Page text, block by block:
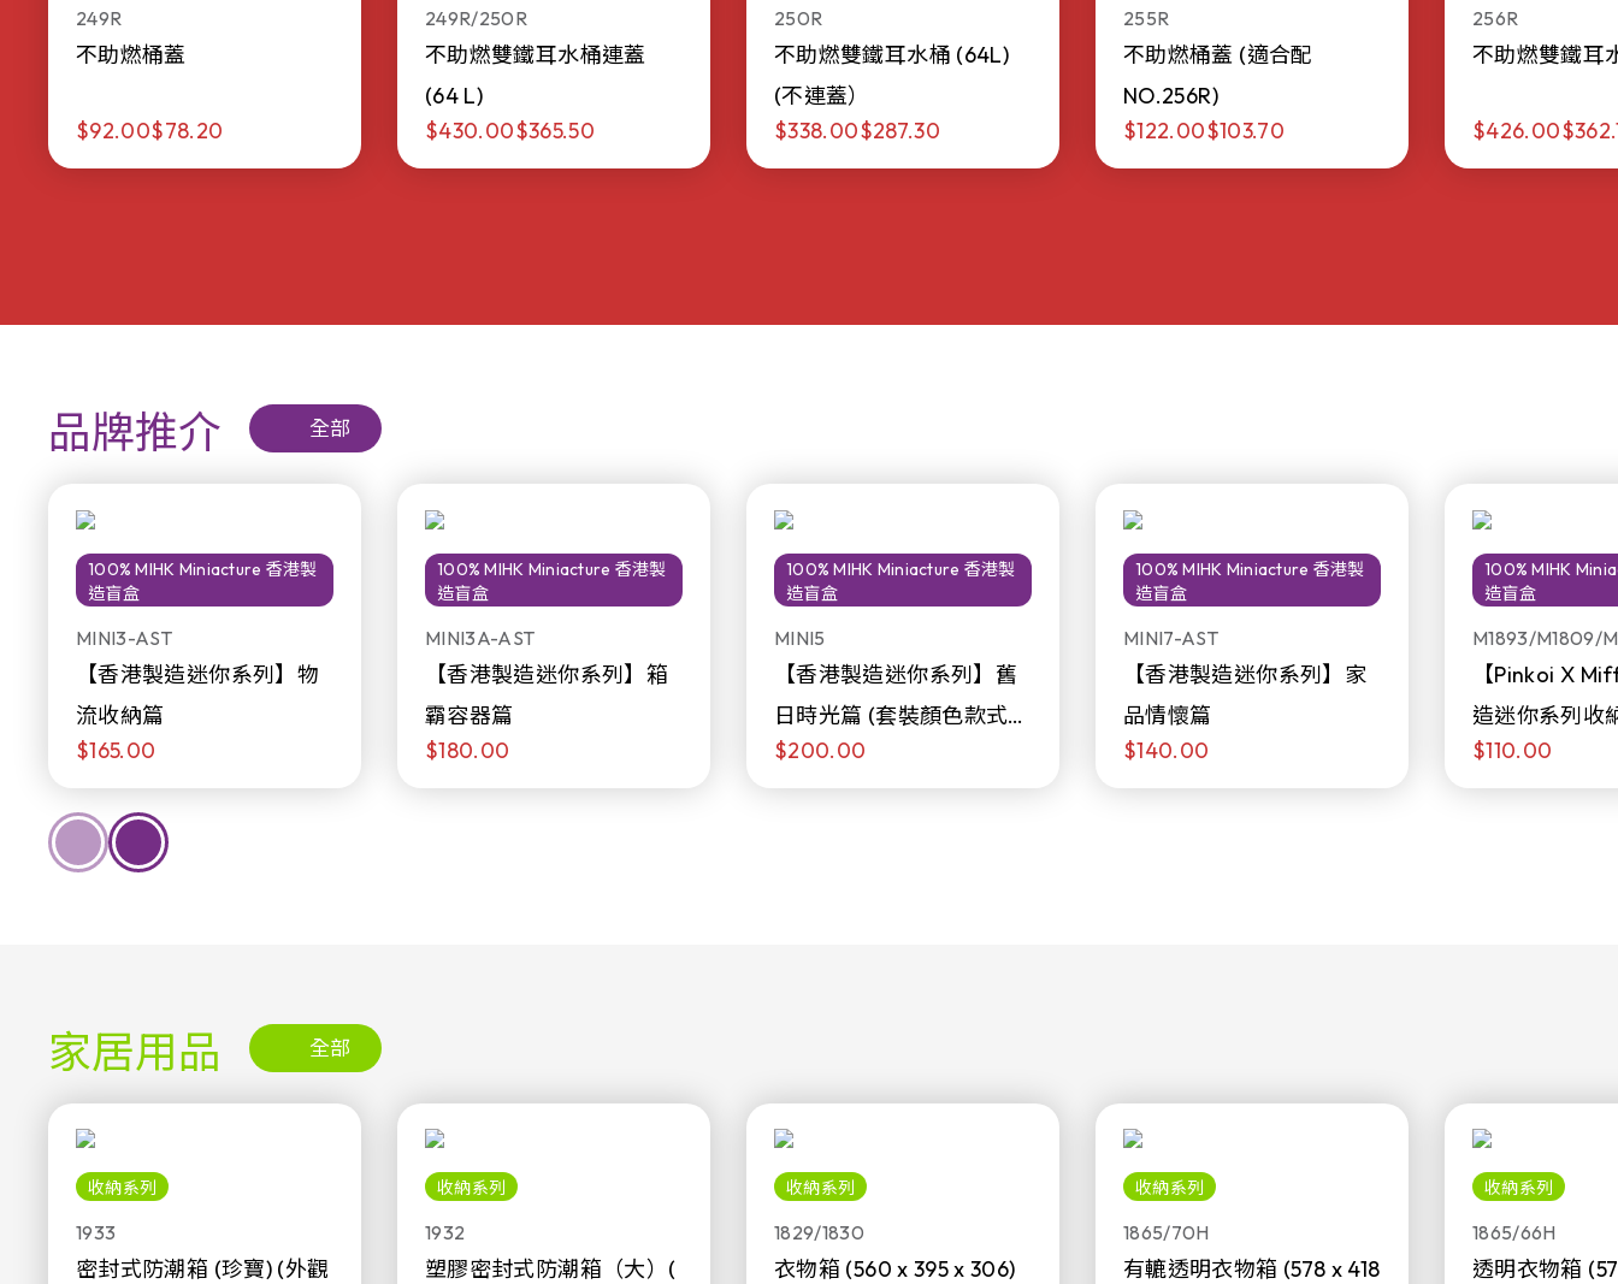
249R
不助燃桶蓋
$92.00$78.20
249R/250R
不助燃雙鐵耳水桶連蓋
(64 L)
$430.00$365.50
250R
不助燃雙鐵耳水桶 (64L)
(不連蓋）
$338.00$287.30
255R
不助燃桶蓋 (適合配
NO.256R)
$122.00$103.70
256R
不助燃雙鐵耳
$426.00
品牌推介 全部
100% MIHK Miniacture 香港製
造盲盒
MINI3-AST
【香港製造迷你系列】物
流收納篇
$165.00
100% MIHK Miniacture 香港製
造盲盒
MINI3A-AST
【香港製造迷你系列】箱
霸容器篇
$180.00
100% MIHK Miniacture 香港製
造盲盒
MINI5
【香港製造迷你系列】舊
日時光篇 (套裝顏色款式隨
機販售)
$200.00
100% MIHK Miniacture 香港製
造盲盒
MINI7-AST
【香港製造迷你系列】家
品情懷篇
$140.00
100% MIHK
造盲盒
M1893/M1809/
【Pinkoi X
造迷你系列收
日限定發售)
$110.00
家居用品 全部
收納系列
1933
密封式防潮箱 (珍寶) (外觀
收納系列
1932
塑膠密封式防潮箱（大）(
收納系列
1829/1830
衣物箱 (560 x 395 x 306)
收納系列
1865/70H
有轆透明衣物箱 (578 x 418
收納系列
1865/66H
透明衣物箱